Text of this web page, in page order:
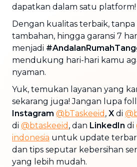
dapatkan dalam satu platform!
Dengan kualitas terbaik, tanpa
tambahan, hingga garansi 7
menjadi
mendukung hari-hari kamu
nyaman.
Yuk, temukan layanan yang
sekarang juga! Jangan lupa
Instagram @bTaskeeid , X di
di @btaskeeid , dan LinkedIn di
indonesia untuk update
dan tips seputar kebersihan
yang lebih mudah.